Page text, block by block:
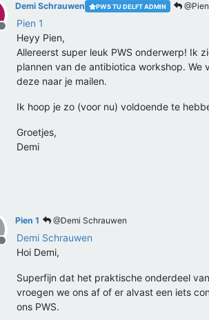
Offline
Demi Schrauwen PWS TU DELFT ADMIN @Pien
Pien 1
Heyy Pien,
Allereerst super leuk PWS onderwerp! Ik
plannen van de antibiotica workshop.
deze naar je mailen.
Ik hoop je zo (voor nu) voldoende te
Groetjes,
Demi
Offline
Pien 1 @Demi Schrauwen
Demi Schrauwen
Hoi Demi,
Superfijn dat het praktische onderdeel
vroegen we ons af of er alvast een iets
ons PWS.